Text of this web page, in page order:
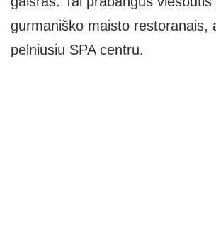
gurmaniško maisto restoranais,
pelniusiu SPA centru.